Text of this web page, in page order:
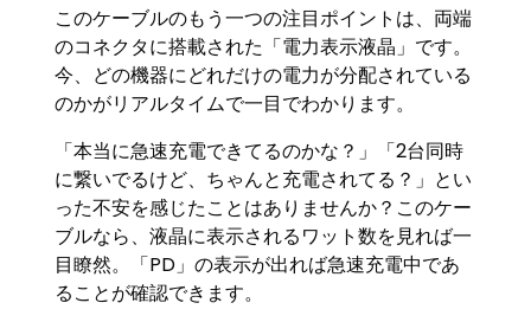
このケーブルのもう一つの注目ポイントは、両端
のコネクタに搭載された「電力表示液晶」です。
今、どの機器にどれだけの電力が分配されている
のかがリアルタイムで一目でわかります。
「本当に急速充電できてるのかな？」「2台同時
に繋いでるけど、ちゃんと充電されてる？」とい
った不安を感じたことはありませんか？このケー
ブルなら、液晶に表示されるワット数を見れば一
目瞭然。「PD」の表示が出れば急速充電中であ
ることが確認できます。